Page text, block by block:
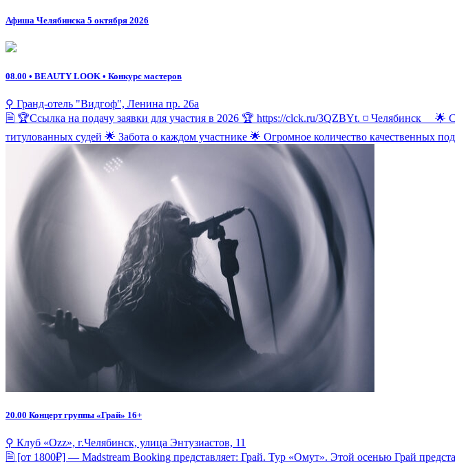
Афиша Челябинска 5 октября 2026
08.00 • BEAUTY LOOK • Конкурс мастеров
⚲ Гранд-отель "Видгоф", Ленина пр. 26а
🗎 🏆Ссылка на подачу заявки для участия в 2026 🏆 https://clck.ru/3QZBYt. ◽️ Челябинск ⠀
титулованных судей 🌟 Забота о каждом участнике 🌟 Огромное количество качественных
20.00 Концерт группы «Грай» 16+
⚲ Клуб «Ozz», г.Челябинск, улица Энтузиастов, 11
🗎 [от 1800₽] — Madstream Booking представляет: Грай. Тур «Омут». Этой осенью Грай